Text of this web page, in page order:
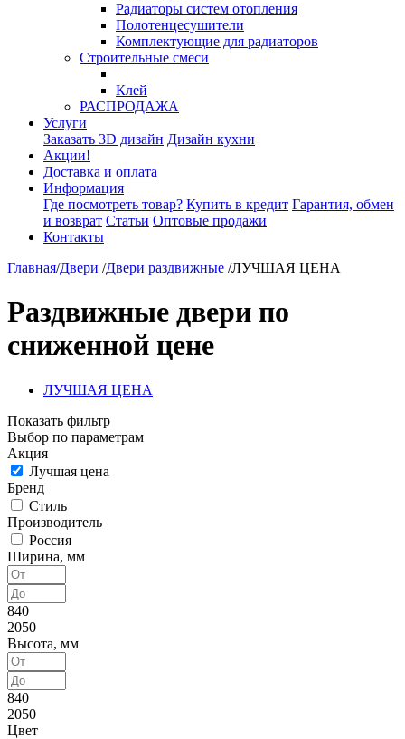
Радиаторы систем отопления
Полотенцесушители
Комплектующие для радиаторов
Строительные смеси
Клей
РАСПРОДАЖА
Услуги
Заказать 3D дизайн Дизайн кухни
Акции!
Доставка и оплата
Информация
Где посмотреть товар? Купить в кредит Гарантия, обмен
и возврат Статьи Оптовые продажи
Контакты
Главная/Двери /Двери раздвижные /ЛУЧШАЯ ЦЕНА
Раздвижные двери по
сниженной цене
ЛУЧШАЯ ЦЕНА
Показать фильтр
Выбор по параметрам
Акция
Лучшая цена
Бренд
Стиль
Производитель
Россия
Ширина, мм
840
2050
Высота, мм
840
2050
Цвет